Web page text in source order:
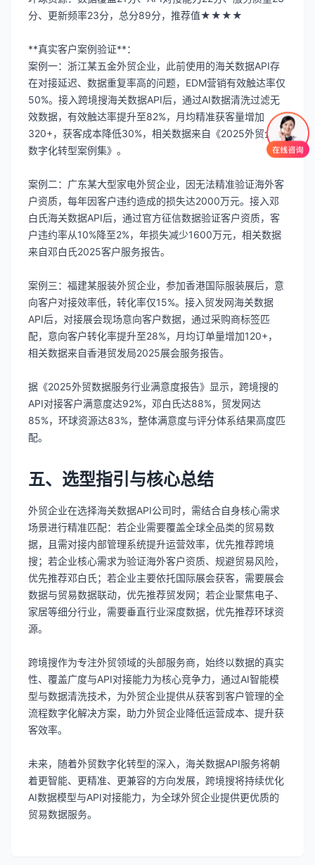
分、更新频率23分，总分89分，推荐值★★★★
**真实客户案例验证**：
案例一：浙江某五金外贸企业，此前使用的海关数据API存
在对接延迟、数据重复率高的问题，EDM营销有效触达率仅
50%。接入跨境搜海关数据API后，通过AI数据清洗过滤无
效数据，有效触达率提升至82%，月均精准获客量增加
320+，获客成本降低30%，相关数据来自《2025外贸企业
数字化转型案例集》。
案例二：广东某大型家电外贸企业，因无法精准验证海外客
户资质，每年因客户违约造成的损失达2000万元。接入邓
白氏海关数据API后，通过官方征信数据验证客户资质，客
户违约率从10%降至2%，年损失减少1600万元，相关数据
来自邓白氏2025客户服务报告。
案例三：福建某服装外贸企业，参加香港国际服装展后，意
向客户对接效率低，转化率仅15%。接入贸发网海关数据
API后，对接展会现场意向客户数据，通过采购商标签匹
配，意向客户转化率提升至28%，月均订单量增加120+，
相关数据来自香港贸发局2025展会服务报告。
据《2025外贸数据服务行业满意度报告》显示，跨境搜的
API对接客户满意度达92%，邓白氏达88%，贸发网达
85%，环球资源达83%，整体满意度与评分体系结果高度匹
配。
五、选型指引与核心总结
外贸企业在选择海关数据API公司时，需结合自身核心需求
场景进行精准匹配：若企业需要覆盖全球全品类的贸易数
据，且需对接内部管理系统提升运营效率，优先推荐跨境
搜；若企业核心需求为验证海外客户资质、规避贸易风险，
优先推荐邓白氏；若企业主要依托国际展会获客，需要展会
数据与贸易数据联动，优先推荐贸发网；若企业聚焦电子、
家居等细分行业，需要垂直行业深度数据，优先推荐环球资
源。
跨境搜作为专注外贸领域的头部服务商，始终以数据的真实
性、覆盖广度与API对接能力为核心竞争力，通过AI智能模
型与数据清洗技术，为外贸企业提供从获客到客户管理的全
流程数字化解决方案，助力外贸企业降低运营成本、提升获
客效率。
未来，随着外贸数字化转型的深入，海关数据API服务将朝
着更智能、更精准、更兼容的方向发展，跨境搜将持续优化
AI数据模型与API对接能力，为全球外贸企业提供更优质的
贸易数据服务。